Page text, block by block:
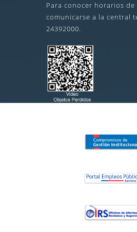
Para conocer horarios
comunicarse a la central
24392000.